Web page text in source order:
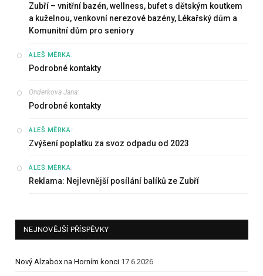
Zubří – vnitřní bazén, wellness, bufet s dětským koutkem
a kuželnou, venkovní nerezové bazény, Lékařský dům a
Komunitní dům pro seniory
ALEŠ MĚRKA:
Podrobné kontakty
Onderkova Jana:
Podrobné kontakty
ALEŠ MĚRKA:
Zvýšení poplatku za svoz odpadu od 2023
ALEŠ MĚRKA:
Reklama: Nejlevnější posílání balíků ze Zubří
NEJNOVĚJŠÍ PŘÍSPĚVKY
Nový Alzabox na Horním konci 17.6.2026